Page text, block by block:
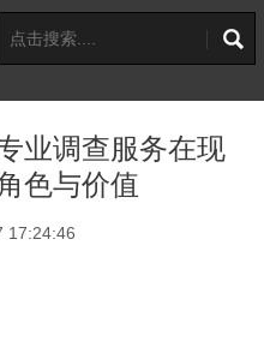
业调查服务在现
色与价值
17:24:46